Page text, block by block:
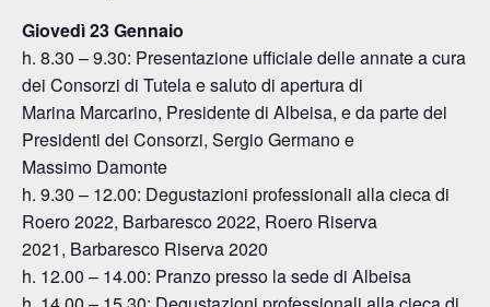
Giovedì 23 Gennaio
h. 8.30 – 9.30: Presentazione ufficiale delle annate a cura
dei Consorzi di Tutela e saluto di apertura di
Marina Marcarino, Presidente di Albeisa, e da parte dei
Presidenti dei Consorzi, Sergio Germano e
Massimo Damonte
h. 9.30 – 12.00: Degustazioni professionali alla cieca di
Roero 2022, Barbaresco 2022, Roero Riserva
2021, Barbaresco Riserva 2020
h. 12.00 – 14.00: Pranzo presso la sede di Albeisa